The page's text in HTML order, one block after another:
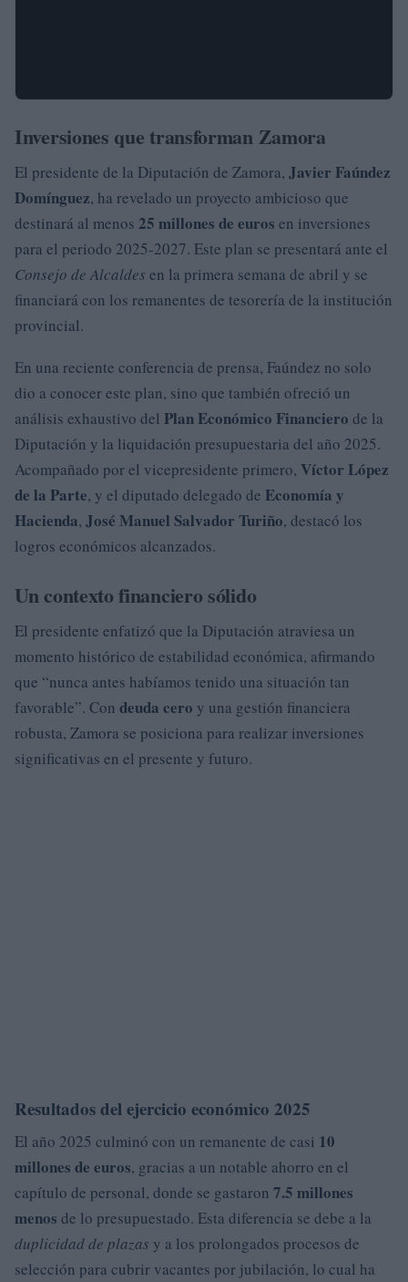
Inversiones que transforman Zamora
El presidente de la Diputación de Zamora, Javier Faúndez
Domínguez, ha revelado un proyecto ambicioso que
destinará al menos 25 millones de euros en inversiones
para el periodo 2025-2027. Este plan se presentará ante el
Consejo de Alcaldes en la primera semana de abril y se
financiará con los remanentes de tesorería de la institución
provincial.
En una reciente conferencia de prensa, Faúndez no solo
dio a conocer este plan, sino que también ofreció un
análisis exhaustivo del Plan Económico Financiero de la
Diputación y la liquidación presupuestaria del año 2025.
Acompañado por el vicepresidente primero, Víctor López
de la Parte, y el diputado delegado de Economía y
Hacienda, José Manuel Salvador Turiño, destacó los
logros económicos alcanzados.
Un contexto financiero sólido
El presidente enfatizó que la Diputación atraviesa un
momento histórico de estabilidad económica, afirmando
que “nunca antes habíamos tenido una situación tan
favorable”. Con deuda cero y una gestión financiera
robusta, Zamora se posiciona para realizar inversiones
significativas en el presente y futuro.
Resultados del ejercicio económico 2025
El año 2025 culminó con un remanente de casi 10
millones de euros, gracias a un notable ahorro en el
capítulo de personal, donde se gastaron 7.5 millones
menos de lo presupuestado. Esta diferencia se debe a la
duplicidad de plazas y a los prolongados procesos de
selección para cubrir vacantes por jubilación, lo cual ha